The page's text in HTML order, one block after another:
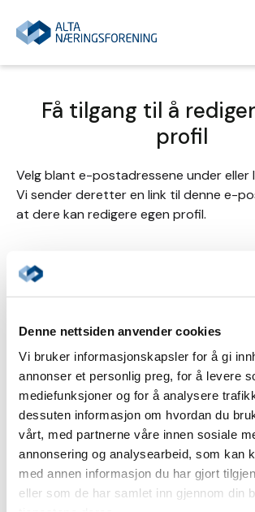
Denne nettsiden anvender cookies
Vi bruker informasjonskapsler for å gi
annonser et personlig preg, for å levere
mediefunksjoner og for å analysere
dessuten informasjon om hvordan du
vårt, med partnerne våre innen sosiale
annonsering og analysearbeid, som kan
med annen informasjon du har gjort
eller som de har samlet inn gjennom din
Få tilgang til å
profil
Velg blant e-postadressene under eller
Vi sender deretter en link til denne e-
at dere kan redigere egen profil.
Send tilgang til
Annen - Skriv inn e-postadresse
SEND